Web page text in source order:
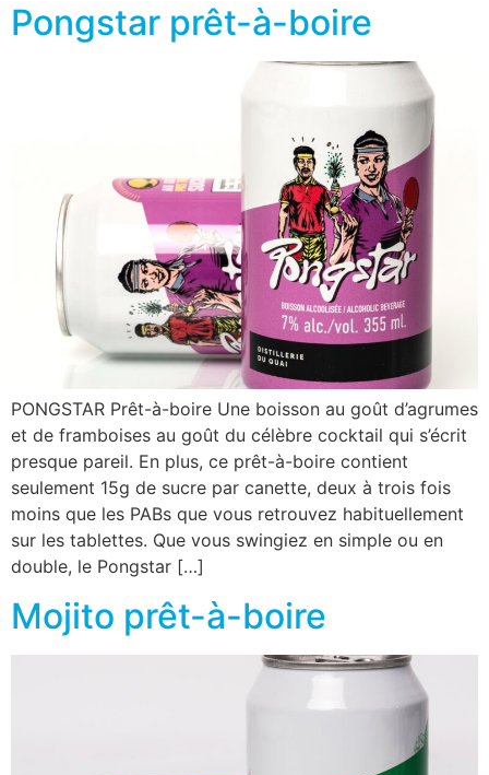
Pongstar prêt-à-boire
PONGSTAR Prêt-à-boire Une boisson au goût d’agrumes
et de framboises au goût du célèbre cocktail qui s’écrit
presque pareil. En plus, ce prêt-à-boire contient
seulement 15g de sucre par canette, deux à trois fois
moins que les PABs que vous retrouvez habituellement
sur les tablettes. Que vous swingiez en simple ou en
double, le Pongstar […]
Mojito prêt-à-boire